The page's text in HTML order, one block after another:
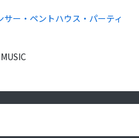
サー・ペントハウス・パーティ